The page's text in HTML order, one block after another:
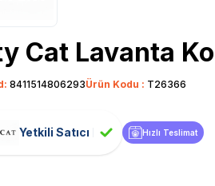
Cat Lavanta
8411514806293Ürün Kodu : T26366
Yetkili Satıcı Hızlı Teslimat